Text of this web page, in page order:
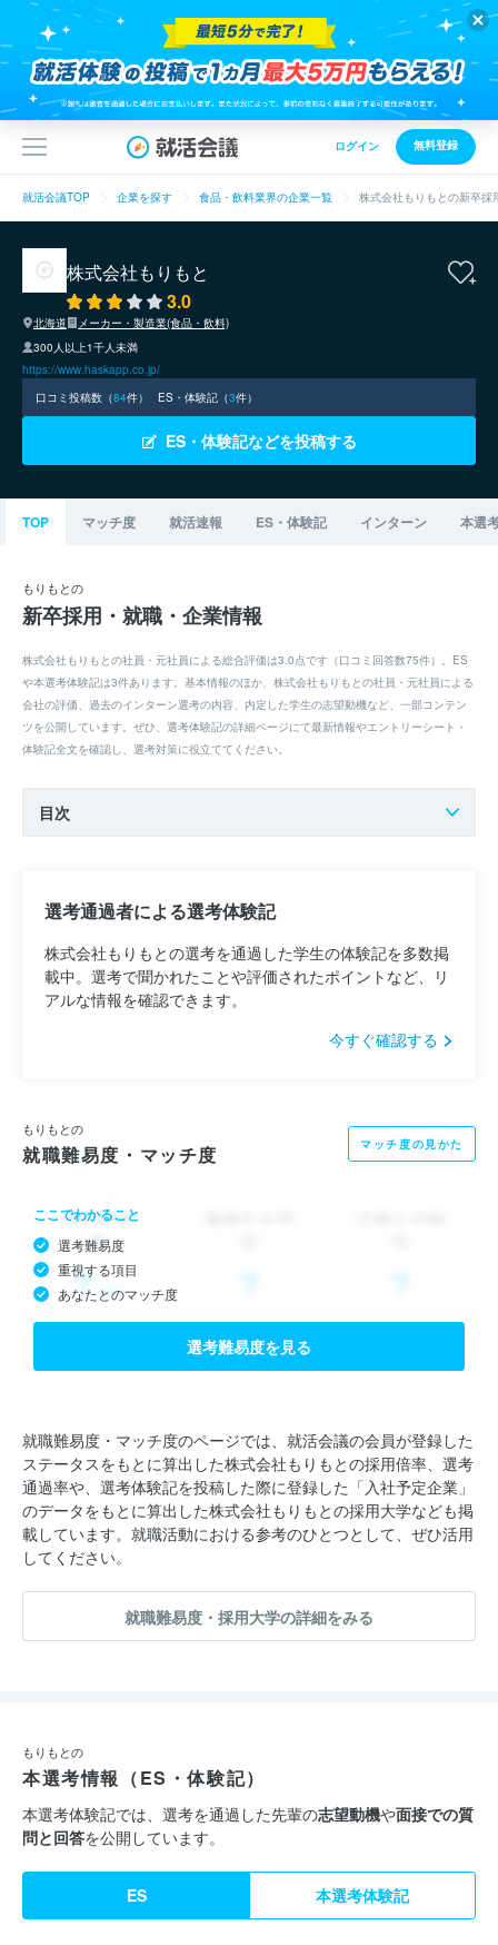
ログイン 無料登録
就活会議TOP 企業を探す 食品・飲料業界の企業一覧 株式会社もりもとの新卒採
株式会社もりもと
3.0
北海道
メーカー・製造業(食品・飲料)
300人以上1千人未満
https://www.haskapp.co.jp/
口コミ投稿数（84件） ES・体験記（3件）
ES・体験記などを投稿する
TOP マッチ度 就活速報 ES・体験記 インターン 本選
もりもとの
新卒採用・就職・企業情報
株式会社もりもとの社員・元社員による総合評価は3.0点です（口コミ回答数75件）。ES
や本選考体験記は3件あります。基本情報のほか、株式会社もりもとの社員・元社員による
会社の評価、過去のインターン選考の内容、内定した学生の志望動機など、一部コンテン
ツを公開しています。ぜひ、選考体験記の詳細ページにて最新情報やエントリーシート・
体験記全文を確認し、選考対策に役立ててください。
目次
選考通過者による選考体験記
株式会社もりもとの選考を通過した学生の体験記を多数掲
載中。選考で聞かれたことや評価されたポイントなど、リ
アルな情報を確認できます。
今すぐ確認する
もりもとの
就職難易度・マッチ度 マッチ度の見かた
ここでわかること
選考難易度
重視する項目
あなたとのマッチ度
選考難易度を見る
就職難易度・マッチ度のページでは、就活会議の会員が登録した
ステータスをもとに算出した株式会社もりもとの採用倍率、選考
通過率や、選考体験記を投稿した際に登録した「入社予定企業」
のデータをもとに算出した株式会社もりもとの採用大学なども掲
載しています。就職活動における参考のひとつとして、ぜひ活用
してください。
就職難易度・採用大学の詳細をみる
もりもとの
本選考情報（ES・体験記）
本選考体験記では、選考を通過した先輩の志望動機や面接での質
問と回答を公開しています。
ES 本選考体験記